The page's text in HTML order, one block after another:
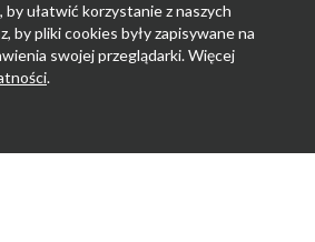
ułatwić korzystanie z naszych
by pliki cookies były zapisywane na
swojej przeglądarki. Więcej
.